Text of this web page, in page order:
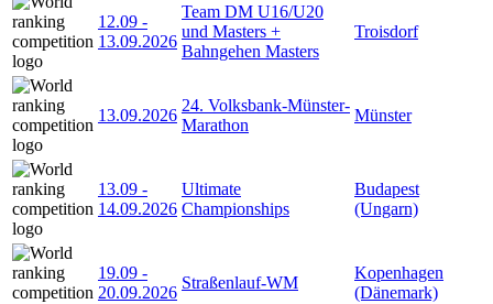
12.09 -
13.09.2026
Team DM U16/U20
und Masters +
Bahngehen Masters
Troisdorf
13.09.2026
24. Volksbank-Münster-
Marathon
Münster
13.09 -
14.09.2026
Ultimate
Championships
Budapest
(Ungarn)
19.09 -
20.09.2026
Straßenlauf-WM
Kopenhagen
(Dänemark)